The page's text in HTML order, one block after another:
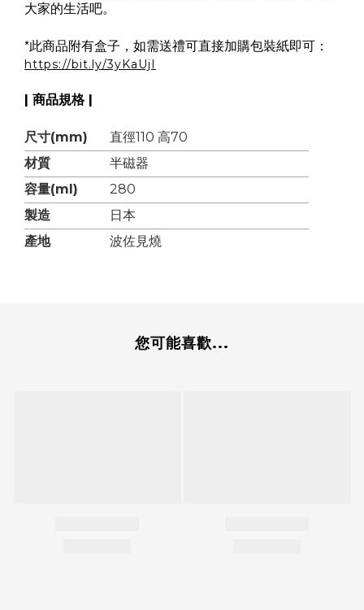
大家的生活吧。
*此商品附有盒子，如需送禮可直接加購包裝紙即可：
https://bit.ly/3yKaUjI
| 商品規格 |
尺寸(mm)
直徑110 高70
材質
半磁器
容量(ml)
280
製造
日本
產地
波佐見燒
您可能喜歡...